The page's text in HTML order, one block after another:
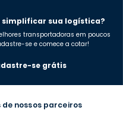
simplificar sua logística?
transportadoras em poucos
se e comece a cotar!
se grátis
de nossos parceiros